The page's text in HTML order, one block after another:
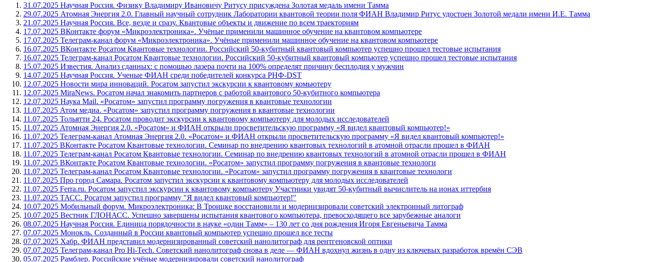
31.07.2025 Научная Россия. Физику Владимиру Ивановичу Ритусу присуждена Золотая медаль имени Тамма
29.07.2025 Атомная Энергия 2.0. Главный научный сотрудник Лаборатории квантовой теории поля ФИАН Владимир Ритус удостоен Золотой медали имени И.Е. Тамма
21.07.2025 Научная Россия. Все, везде и сразу. Квантовые объекты и движение по всем траекториям
17.07.2025 ВКонтакте форум «Микроэлектроника». Учёные применили машинное обучение на квантовом компьютере
17.07.2025 Телеграм-канал форум «Микроэлектроника». Учёные применили машинное обучение на квантовом компьютере
16.07.2025 ВКонтакте Росатом Квантовые технологии. Российский 50-кубитный квантовый компьютер успешно прошел тестовые испытания
16.07.2025 Телеграм-канал Росатом Квантовые технологии. Российский 50-кубитный квантовый компьютер успешно прошел тестовые испытания
15.07.2025 Известия. Анализ сданных: с помощью лазера почти на 100% определят причину бесплодия у мужчин
14.07.2025 Научная Россия. Ученые ФИАН среди победителей конкурса РНФ-DST
12.07.2025 Новости мира инноваций. Росатом запустил экскурсии к квантовому комьютеру
12.07.2025 MiraNews. Росатом начал знакомить партнеров с работой квантового 50-кубитного компьютера
12.07.2025 Наука Mail. «Росатом» запустил программу погружения в квантовые технологии
11.07.2025 Атом медиа. «Росатом» запустил программу погружения в квантовые технологии
11.07.2025 Тольятти 24. Росатом проводит экскурсии к квантовому компьютеру для молодых исследователей
11.07.2025 Атомная Энергия 2.0. «Росатом» и ФИАН открыли просветительскую программу «Я видел квантовый компьютер!»
11.07.2025 Телеграм-канал Атомная Энергия 2.0. «Росатом» и ФИАН открыли просветительскую программу «Я видел квантовый компьютер!»
11.07.2025 ВКонтакте Росатом Квантовые технологии. Семинар по внедрению квантовых технологий в атомной отрасли прошел в ФИАН
11.07.2025 Телеграм-канал Росатом Квантовые технологии. Семинар по внедрению квантовых технологий в атомной отрасли прошел в ФИАН
11.07.2025 ВКонтакте Росатом Квантовые технологии. «Росатом» запустил программу погружения в квантовые технологи
11.07.2025 Телеграм-канал Росатом Квантовые технологии. «Росатом» запустил программу погружения в квантовые технологи
11.07.2025 Про город Самара. Росатом запустил экскурсии к квантовому компьютеру для молодых исследователей
11.07.2025 Ferra.ru. Росатом запустил экскурсии к квантовому компьютеру Участники увидят 50-кубитный вычислитель на ионах иттербия
11.07.2025 ТАСС. Росатом запустил программу "Я видел квантовый компьютер!"
10.07.2025 Мобильный форум. Микроэлектроника: В Троицке восстановили и модернизировали советский электронный литограф
10.07.2025 Вестник ГЛОНАСС. Успешно завершены испытания квантового компьютера, превосходящего все зарубежные аналоги
08.07.2025 Научная Россия. Единица порядочности в науке «один Тамм» – 130 лет со дня рождения Игоря Евгеньевича Тамма
07.07.2025 Монокль. Созданный в России квантовый компьютер успешно прошел все тесты
07.07.2025 Хабр. ФИАН представил модернизированный советский нанолитограф для рентгеновской оптики
07.07.2025 Телеграм-канал Pro Hi-Tech. Советский нанолитограф снова в деле — ФИАН вдохнул жизнь в одну из ключевых разработок времён СЭВ
05.07.2025 Рамблер. Российские учёные модернизировали советский нанолитограф